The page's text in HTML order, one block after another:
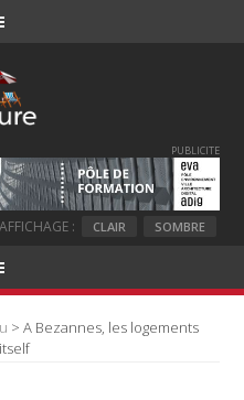
PUBLICITE
: CLAIR SOMBRE
> A Bezannes, les logements